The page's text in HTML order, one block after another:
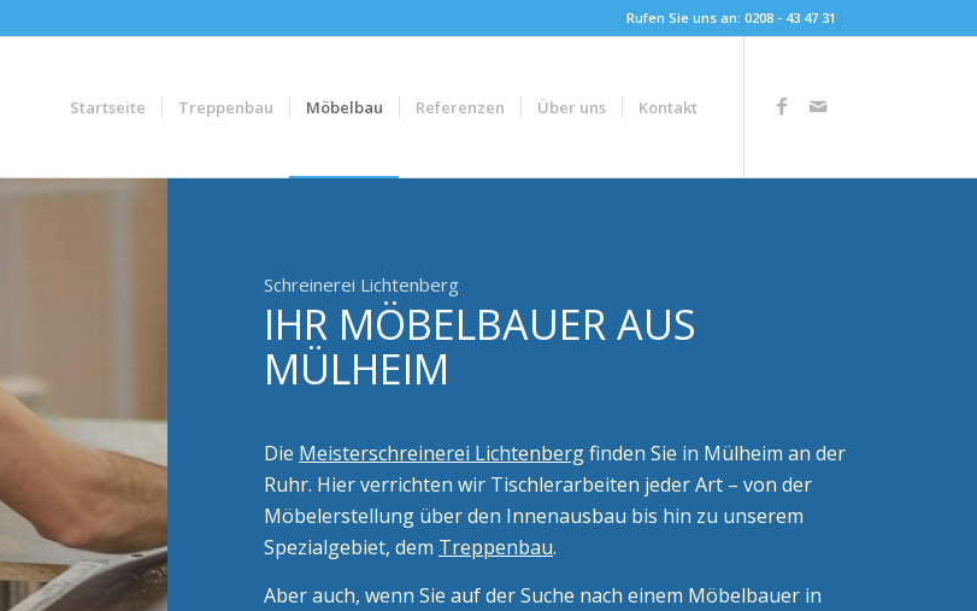
Rufen Sie uns an: 0208 - 43 47 31
Startseite Treppenbau Möbelbau Referenzen Über uns Kontakt
Schreinerei Lichtenberg
IHR MÖBELBAUER AUS
MÜLHEIM
Die Meisterschreinerei Lichtenbergfinden Sie in Mülheim an der
Ruhr. Hier verrichten wir Tischlerarbeiten jeder Art – von der
Möbelerstellung über den Innenausbau bis hin zu unserem
Spezialgebiet, dem Treppenbau.
Aber auch, wenn Sie auf der Suche nach einem Möbelbauer in